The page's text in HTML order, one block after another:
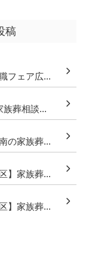
稿
フェア広...
族葬相談...
の家族葬...
】家族葬...
】家族葬...